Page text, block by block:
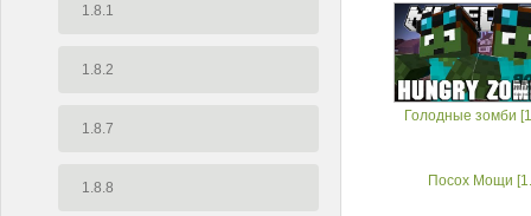
1.8.1
1.8.2
1.8.7
1.8.8
Голодные зомби
Посох Мощи